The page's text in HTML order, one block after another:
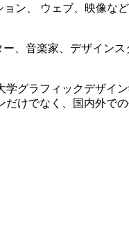
ン、 ウェブ、映像な
、音楽家、デザイン
グラフィックデザイ
けでなく、国内外